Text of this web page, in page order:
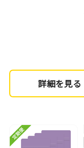
詳細を見る